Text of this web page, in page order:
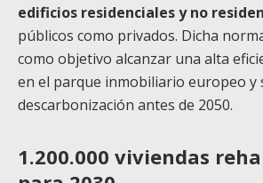
edificios residenciales y no
públicos como privados. Dicha
como objetivo alcanzar una alta
en el parque inmobiliario europeo y
descarbonización antes de 2050.
1.200.000 viviendas